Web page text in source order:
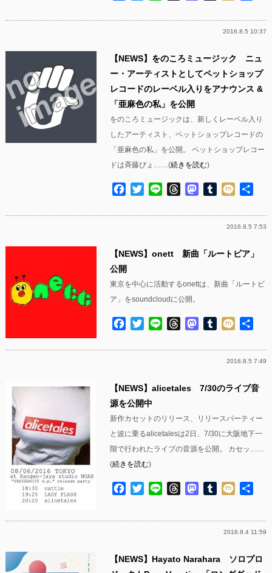
2016.8.5 10:37
【NEWS】をのころミュージック ニュ
ー・アーティストとしてペットショップ
レコードのレーベル入りをアナウンス &
「亜麻色の私」を公開
をのころミュージックは、新しくレーベル入り
したアーティスト、ペットショップレコードの
「亜麻色の私」を公開。 ペットショップレコー
ドは斉藤ぴょ……(続きを読む)
Facebook
TwitterLine ThreadsMastodon
Tumblr
Mixi
2016.8.5 7:53
【NEWS】onett 新曲「ルートビア」
公開
東京を中心に活動するonettは、新曲「ルートビ
ア」をsoundcloudに公開。
Facebook
TwitterLine ThreadsMastodon
Tumblr
Mixi
2016.8.5 7:49
【NEWS】alicetales 7/30のライブ音
源を公開中
新作カセットのリリース、リリースパーティー
と波に乗るalicetalesは2日、7/30に大阪地下一
階で行われたライブの音源を公開。 カセッ……
(続きを読む)
Facebook
TwitterLine ThreadsMastodon
Tumblr
Mixi
2016.8.4 11:59
【NEWS】Hayato Narahara ソロプロ